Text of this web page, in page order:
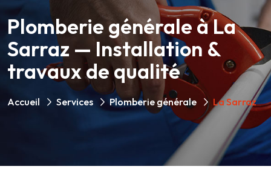
Plomberie générale à La
Sarraz — Installation &
travaux de qualité
Accueil Services Plomberie générale La Sarraz